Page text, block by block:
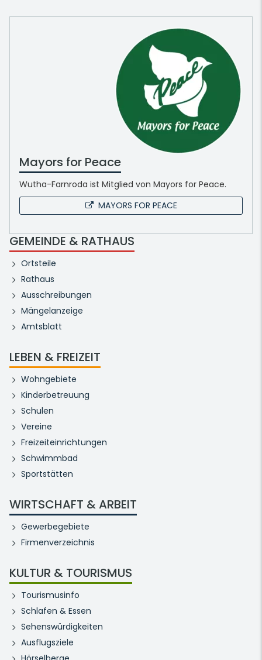
Mayors for Peace
Wutha-Farnroda ist Mitglied von Mayors for Peace.
MAYORS FOR PEACE
GEMEINDE & RATHAUS
Ortsteile
Rathaus
Ausschreibungen
Mängelanzeige
Amtsblatt
LEBEN & FREIZEIT
Wohngebiete
Kinderbetreuung
Schulen
Vereine
Freizeiteinrichtungen
Schwimmbad
Sportstätten
WIRTSCHAFT & ARBEIT
Gewerbegebiete
Firmenverzeichnis
KULTUR & TOURISMUS
Tourismusinfo
Schlafen & Essen
Sehenswürdigkeiten
Ausflugsziele